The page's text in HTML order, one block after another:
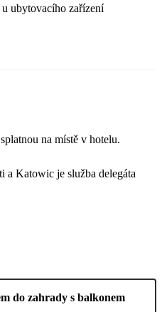
ubytovacího zařízení
na místě v hotelu.
Katowic je služba delegáta
do zahrady s balkonem